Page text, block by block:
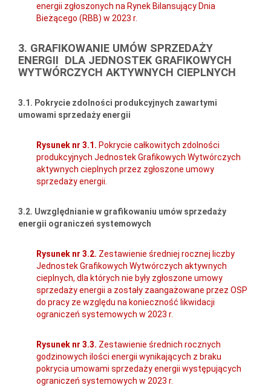
energii zgłoszonych na Rynek Bilansujący Dnia
Bieżącego (RBB) w 2023 r.
3. GRAFIKOWANIE UMÓW SPRZEDAŻY
ENERGII DLA JEDNOSTEK GRAFIKOWYCH
WYTWÓRCZYCH AKTYWNYCH CIEPLNYCH
3.1. Pokrycie zdolności produkcyjnych zawartymi
umowami sprzedaży energii
Rysunek nr 3.1. Pokrycie całkowitych zdolności
produkcyjnych Jednostek Grafikowych Wytwórczych
aktywnych cieplnych przez zgłoszone umowy
sprzedaży energii.
3.2. Uwzględnianie w grafikowaniu umów sprzedaży
energii ograniczeń systemowych
Rysunek nr 3.2. Zestawienie średniej rocznej liczby
Jednostek Grafikowych Wytwórczych aktywnych
cieplnych, dla których nie były zgłoszone umowy
sprzedaży energii a zostały zaangażowane przez OSP
do pracy ze względu na konieczność likwidacji
ograniczeń systemowych w 2023 r.
Rysunek nr 3.3. Zestawienie średnich rocznych
godzinowych ilości energii wynikających z braku
pokrycia umowami sprzedaży energii występujących
ograniczeń systemowych w 2023 r.